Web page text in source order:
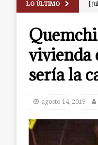
LO ÚLTIMO [
[
[
[
[
vivienda
sería la
agosto 14, 2019